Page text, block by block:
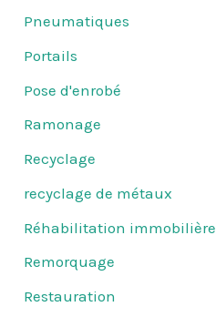
Pneumatiques
Portails
Pose d'enrobé
Ramonage
Recyclage
recyclage de métaux
Réhabilitation immobilière
Remorquage
Restauration